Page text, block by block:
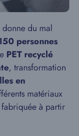
du mal
personnes
PET recyclé
, transformation
en
matériaux
à partir